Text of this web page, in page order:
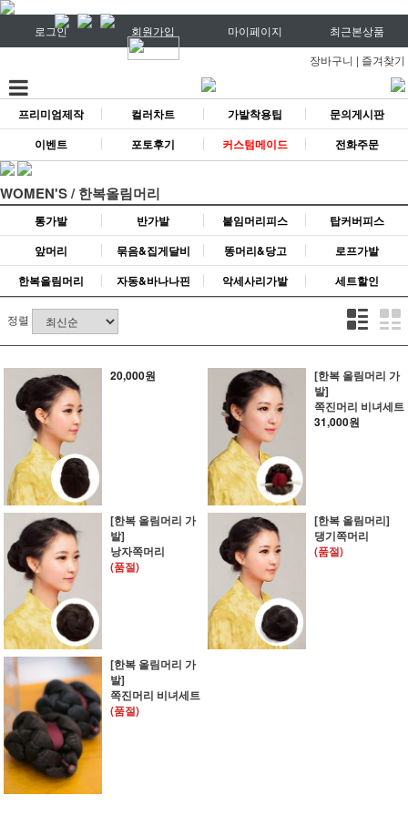
로그인 회원가입 마이페이지
최근본상품
장바구니 | 즐겨찾기
프리미엄제작 컬러차트 가발착용팁
문의게시판
이벤트
포토후기 커스텀메이드 전화주문
WOMEN'S / 한복올림머리
통가발 반가발 붙임머리피스
탑커버피스
앞머리
묶음&집게달비 똥머리&당고
로프가발
한복올림머리
자동&바나나핀 악세사리가발 세트할인
정렬
20,000원
[한복 올림머리 가
발]
쪽진머리 비녀세트
31,000원
[한복 올림머리 가
발]
낭자쪽머리
(품절)
[한복 올림머리]
댕기쪽머리
(품절)
[한복 올림머리 가
발]
쪽진머리 비녀세트
(품절)